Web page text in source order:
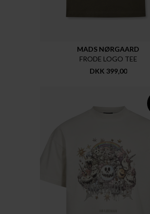
MADS NØRGAARD
FRODE LOGO TEE
DKK 399,00